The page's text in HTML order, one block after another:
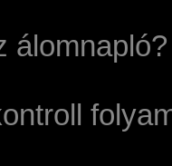
álomnapló?